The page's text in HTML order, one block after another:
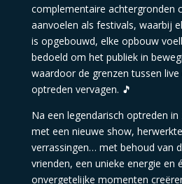
complementaire achtergronden
aanvoelen als festivals, waarbij
is opgebouwd, elke opbouw
bedoeld om het publiek in
waardoor de grenzen tussen
optreden vervagen. 🎵
Na een legendarisch optreden
met een nieuwe show,
verrassingen… met behoud van
vrienden, een unieke energie en
onvergetelijke momenten